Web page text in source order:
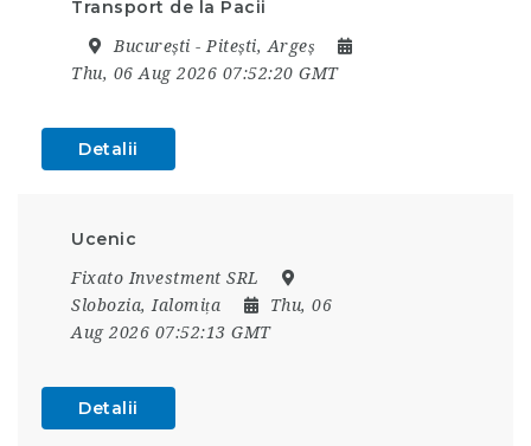
Transport de la Pacii
București - Pitești, Argeș
Thu, 06 Aug 2026 07:52:20 GMT
Detalii
Ucenic
Fixato Investment SRL
Slobozia, Ialomița
Thu, 06
Aug 2026 07:52:13 GMT
Detalii